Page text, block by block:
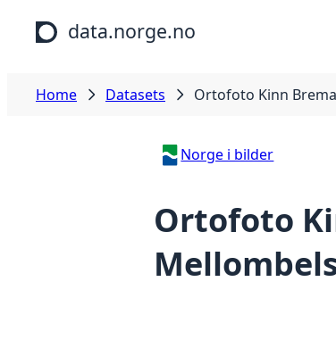
Skip to main content
data.norge.no
Home Datasets Ortofoto Kinn
Norge i bilder
Ortofoto